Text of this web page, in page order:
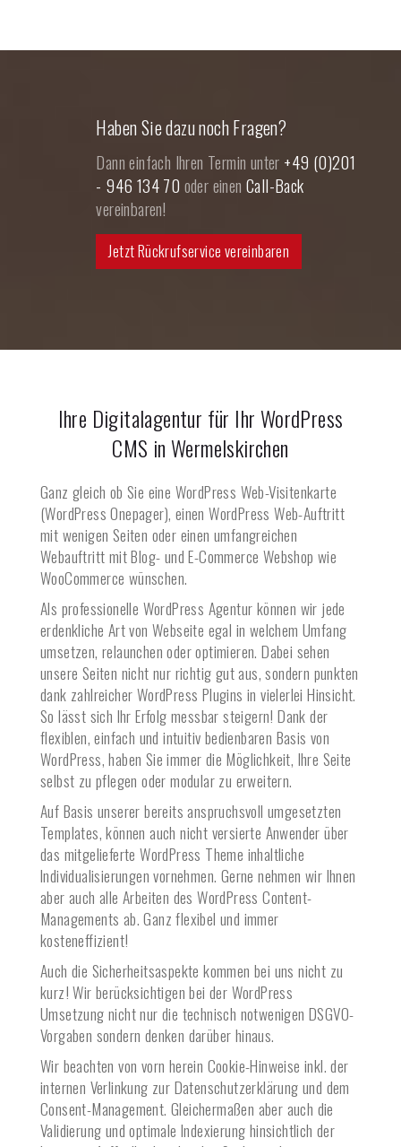
Haben Sie dazu noch Fragen?
Dann einfach Ihren Termin unter +49 (0)201
- 946 134 70 oder einen Call-Back
vereinbaren!
Jetzt Rückrufservice vereinbaren
Ihre Digitalagentur für Ihr WordPress
CMS in Wermelskirchen
Ganz gleich ob Sie eine WordPress Web-Visitenkarte
(WordPress Onepager), einen WordPress Web-Auftritt
mit wenigen Seiten oder einen umfangreichen
Webauftritt mit Blog- und E-Commerce Webshop wie
WooCommerce wünschen.
Als professionelle WordPress Agentur können wir jede
erdenkliche Art von Webseite egal in welchem Umfang
umsetzen, relaunchen oder optimieren. Dabei sehen
unsere Seiten nicht nur richtig gut aus, sondern punkten
dank zahlreicher WordPress Plugins in vielerlei Hinsicht.
So lässt sich Ihr Erfolg messbar steigern! Dank der
flexiblen, einfach und intuitiv bedienbaren Basis von
WordPress, haben Sie immer die Möglichkeit, Ihre Seite
selbst zu pflegen oder modular zu erweitern.
Auf Basis unserer bereits anspruchsvoll umgesetzten
Templates, können auch nicht versierte Anwender über
das mitgelieferte WordPress Theme inhaltliche
Individualisierungen vornehmen. Gerne nehmen wir Ihnen
aber auch alle Arbeiten des WordPress Content-
Managements ab. Ganz flexibel und immer
kosteneffizient!
Auch die Sicherheitsaspekte kommen bei uns nicht zu
kurz! Wir berücksichtigen bei der WordPress
Umsetzung nicht nur die technisch notwenigen DSGVO-
Vorgaben sondern denken darüber hinaus.
Wir beachten von vorn herein Cookie-Hinweise inkl. der
internen Verlinkung zur Datenschutzerklärung und dem
Consent-Management. Gleichermaßen aber auch die
Validierung und optimale Indexierung hinsichtlich der